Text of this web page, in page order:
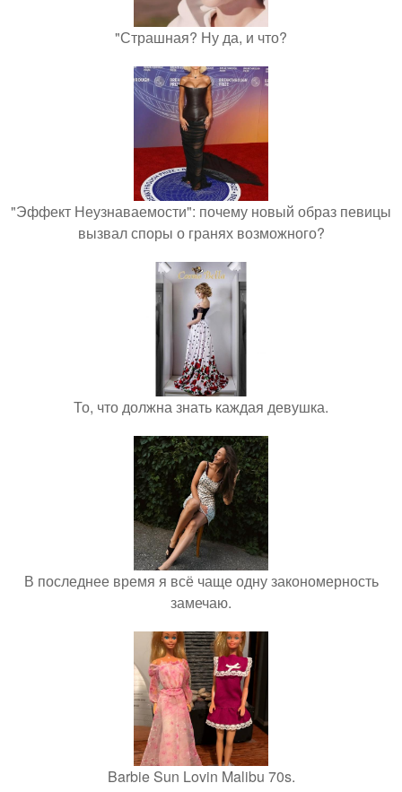
"Страшная? Ну да, и что?
"Эффект Неузнаваемости": почему новый образ певицы
вызвал споры о гранях возможного?
То, что должна знать каждая девушка.
В последнее время я всё чаще одну закономерность
замечаю.
Barbie Sun Lovin Malibu 70s.